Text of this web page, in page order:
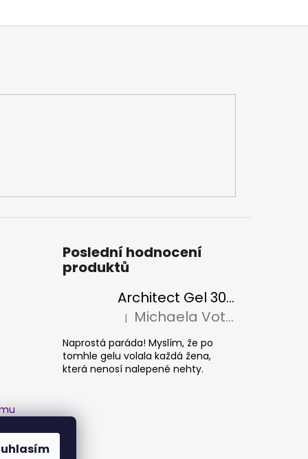
Poslední hodnocení
produktů
Architect Gel 30ml
Hodnocení produktu je 5 z 5 hvězdiček.
| Michaela Votava
Naprostá paráda! Myslím, že po
tomhle gelu volala každá žena,
která nenosí nalepené nehty.